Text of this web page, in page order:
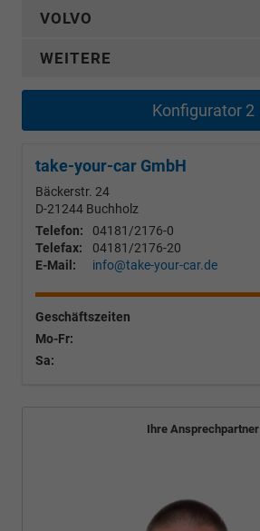
VOLVO
WEITERE
Konfigurator 2
take-your-car GmbH
Bäckerstr. 24
D-21244 Buchholz
Telefon:
04181/2176-0
Telefax:
04181/2176-20
E-Mail:
info@take-your-car.de
Geschäftszeiten
Mo-Fr:
Sa:
Ihre Ansprechpartner